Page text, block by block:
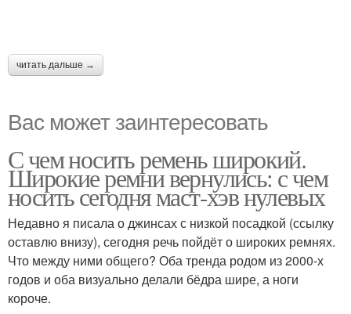
читать дальше →
Вас может заинтересовать
С чем носить ремень широкий.
Широкие ремни вернулись: с чем
носить сегодня маст-хэв нулевых
Недавно я писала о джинсах с низкой посадкой (ссылку
оставлю внизу), сегодня речь пойдёт о широких ремнях.
Что между ними общего? Оба тренда родом из 2000-х
годов и оба визуально делали бёдра шире, а ноги
короче.